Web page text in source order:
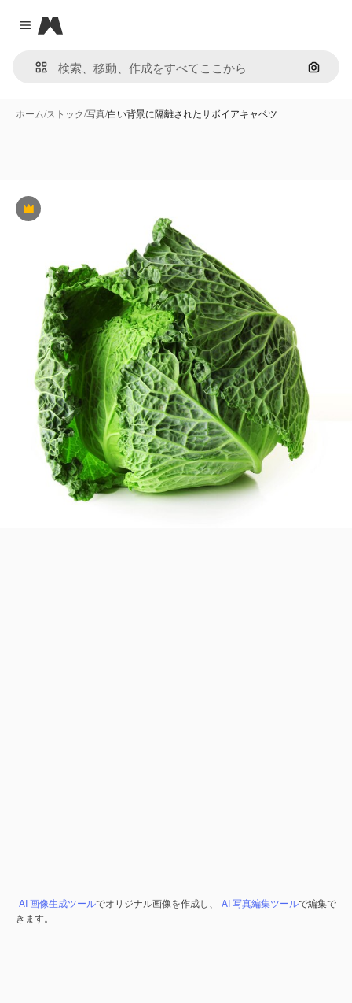
Close menu
Magnific
画像で
ホーム/ストック/写真/白い背景に隔離されたサボイアキャベツ
Premium
AI 画像生成ツールでオリジナル画像を作成し、 AI 写真編集ツールで編集で
きます。